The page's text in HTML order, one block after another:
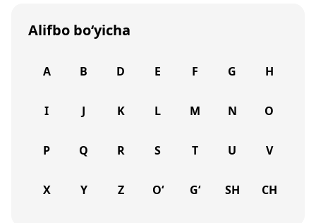
Alifbo bo‘yicha
A B D E F G H
I J K L M N O
P Q R S T U V
X Y Z O‘ G‘ SH CH